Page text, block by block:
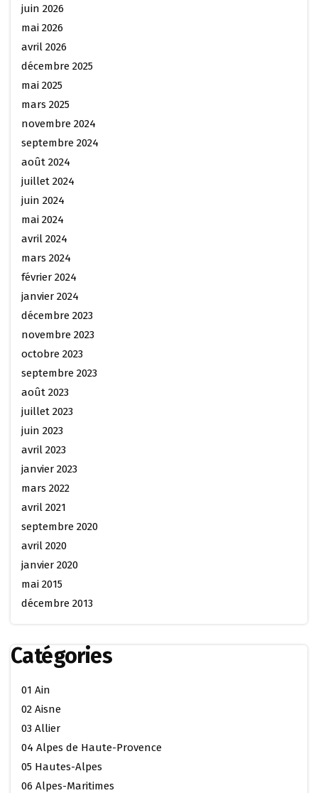
juin 2026
mai 2026
avril 2026
décembre 2025
mai 2025
mars 2025
novembre 2024
septembre 2024
août 2024
juillet 2024
juin 2024
mai 2024
avril 2024
mars 2024
février 2024
janvier 2024
décembre 2023
novembre 2023
octobre 2023
septembre 2023
août 2023
juillet 2023
juin 2023
avril 2023
janvier 2023
mars 2022
avril 2021
septembre 2020
avril 2020
janvier 2020
mai 2015
décembre 2013
Catégories
01 Ain
02 Aisne
03 Allier
04 Alpes de Haute-Provence
05 Hautes-Alpes
06 Alpes-Maritimes